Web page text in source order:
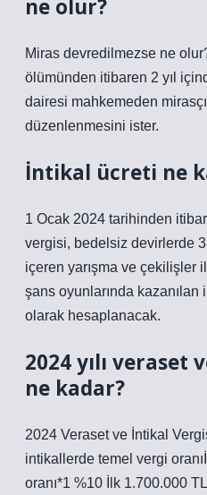
ne olur?
Miras devredilmezse ne
ölümünden itibaren 2 yıl
dairesi mahkemeden
düzenlenmesini ister.
İntikal ücreti ne
1 Ocak 2024 tarihinden
vergisi, bedelsiz devirlerde
içeren yarışma ve çekilişler
şans oyunlarında
olarak hesaplanacak.
2024 yılı
ne kadar?
2024 Veraset ve İntikal
intikallerde temel vergi
oranı*1 %10 İlk 1.700.000